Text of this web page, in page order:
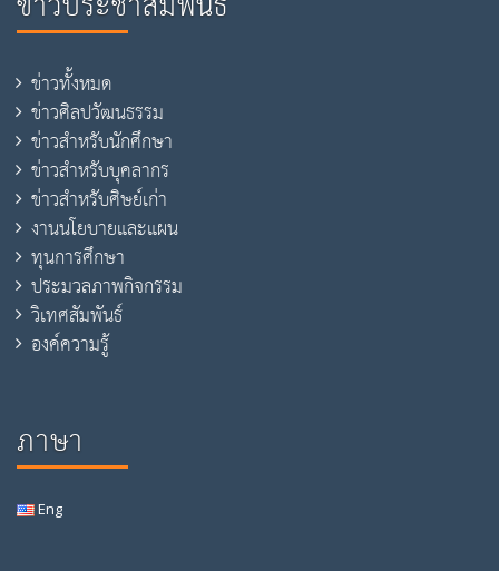
ข่าวทั้งหมด
ข่าวศิลปวัฒนธรรม
ข่าวสำหรับนักศึกษา
ข่าวสำหรับบุคลากร
ข่าวสำหรับศิษย์เก่า
งานนโยบายและแผน
ทุนการศึกษา
ประมวลภาพกิจกรรม
วิเทศสัมพันธ์
องค์ความรู้
ภาษา
Eng